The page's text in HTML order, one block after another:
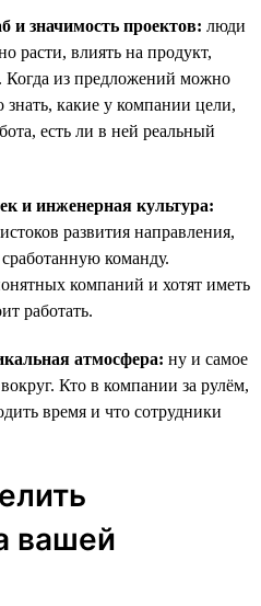
и значимость проектов: люди
расти, влиять на продукт,
Когда из предложений можно
какие у компании цели,
есть ли в ней реальный
и инженерная культура:
развития направления,
команду.
компаний и хотят иметь
работать.
атмосфера: ну и самое
Кто в компании за рулём,
время и что сотрудники
вашей